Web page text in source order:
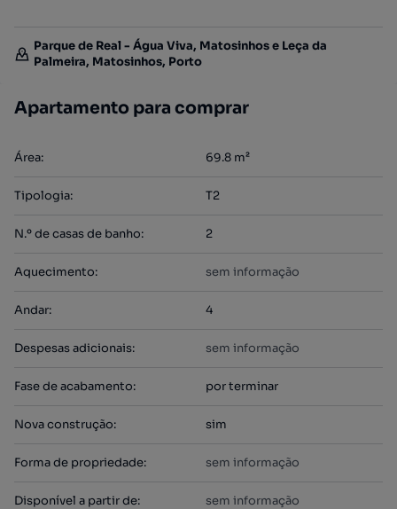
Parque de Real - Água Viva, Matosinhos e Leça da
Palmeira, Matosinhos, Porto
Apartamento para comprar
Área: 69.8 m²
Tipologia: T2
N.º de casas de banho: 2
Aquecimento: sem informação
Andar: 4
Despesas adicionais: sem informação
Fase de acabamento: por terminar
Nova construção: sim
Forma de propriedade: sem informação
Disponível a partir de: sem informação